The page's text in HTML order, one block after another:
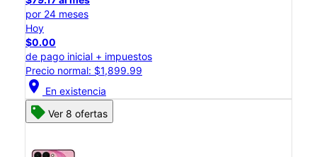
por 24 meses
Hoy
$0.00
de pago inicial + impuestos
Precio normal: $1,899.99
location_on En existencia
Ver 8 ofertas